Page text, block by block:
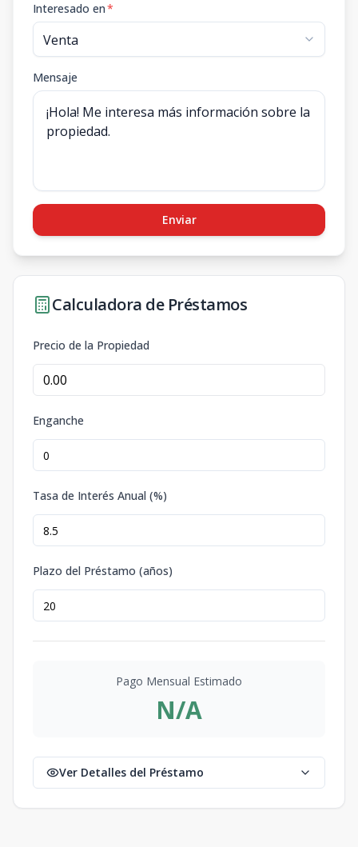
Interesado en*
Mensaje
Enviar
Calculadora de Préstamos
Precio de la Propiedad
Enganche
Tasa de Interés Anual (%)
Plazo del Préstamo (años)
Pago Mensual Estimado
N/A
Ver Detalles del Préstamo